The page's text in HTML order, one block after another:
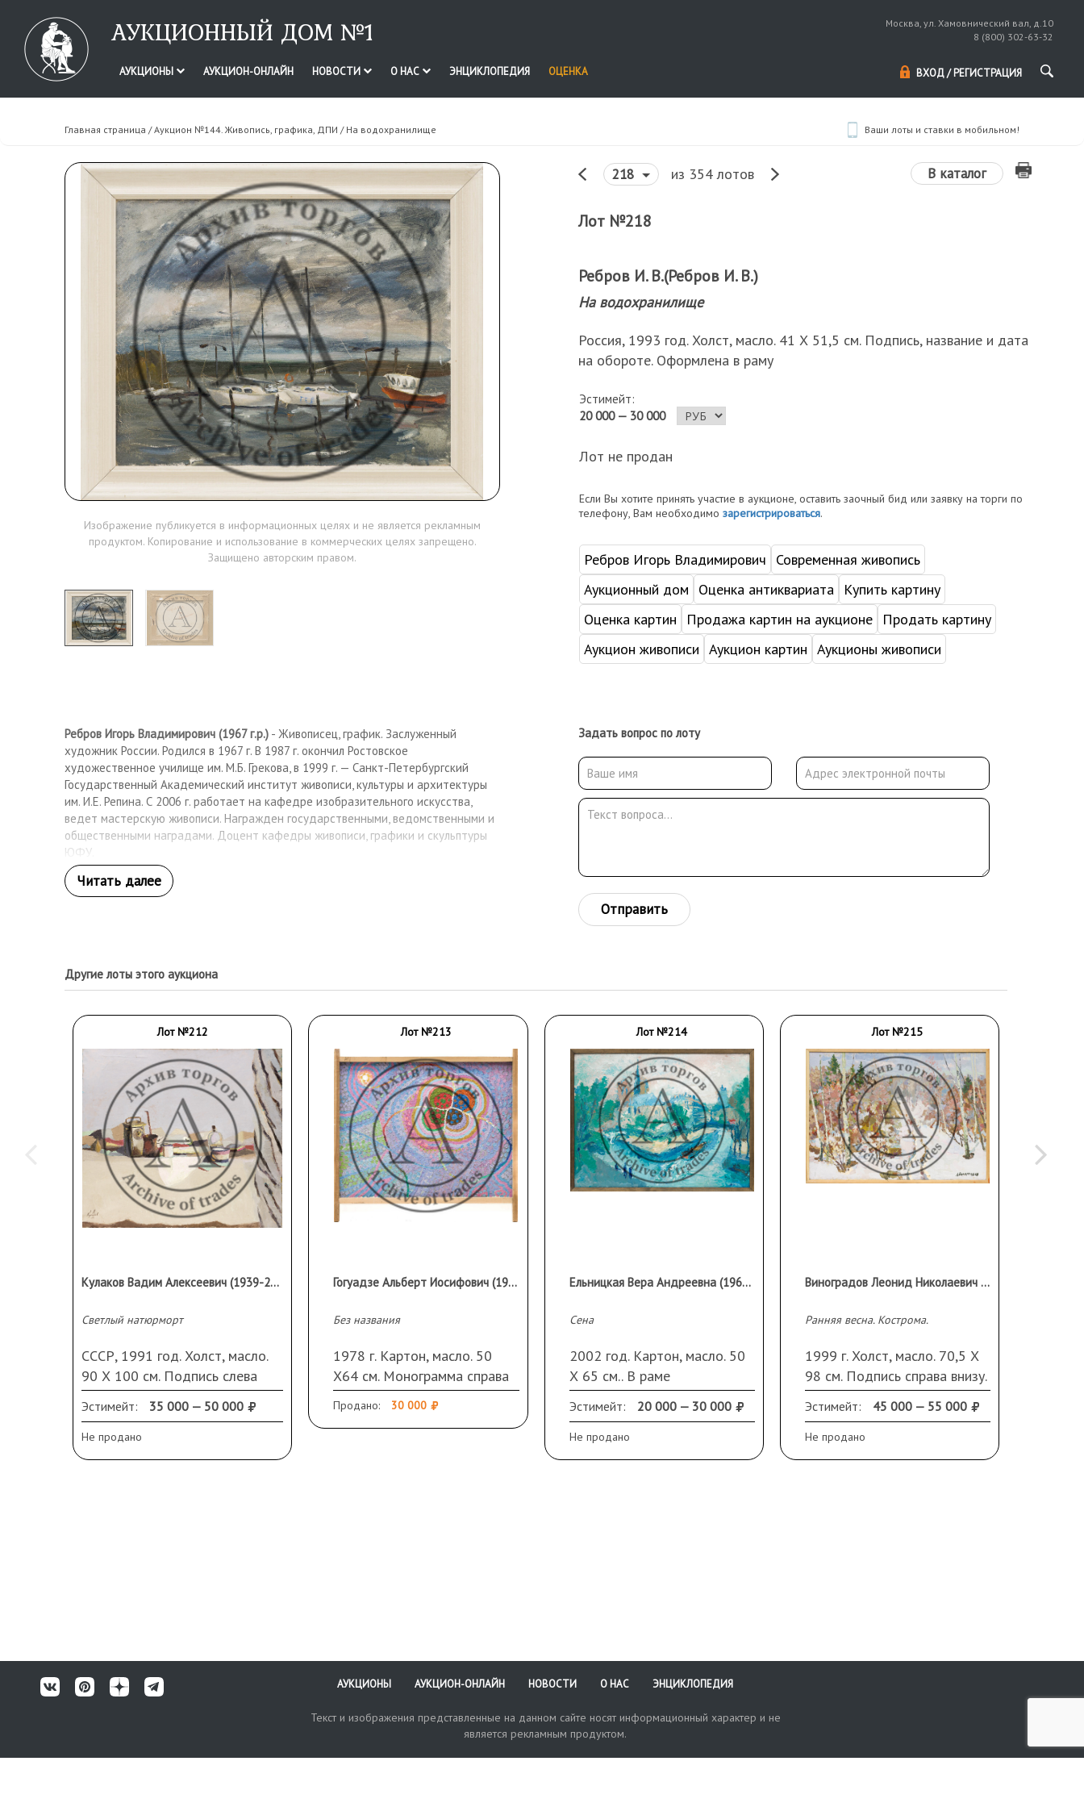
АУКЦИОННЫЙ ДОМ №1
Москва, ул. Хамовнический вал, д.10
8 (800) 302-63-32
АУКЦИОНЫ АУКЦИОН-ОНЛАЙН НОВОСТИ О НАС ЭНЦИКЛОПЕДИЯ ОЦЕНКА ВХОД / РЕГИСТРАЦИЯ
Главная страница /Аукцион №144. Живопись, графика, ДПИ / На водохранилище Ваши лоты и ставки в мобильном!
Изображение публикуется в информационных целях и не является рекламным
продуктом. Копирование и использование в коммерческих целях запрещено.
Защищено авторским правом.
218 из 354 лотов В каталог
Лот №218
Ребров И. В.(Ребров И. В.)
На водохранилище
Россия, 1993 год. Холст, масло. 41 Х 51,5 см. Подпись, название и дата
на обороте. Оформлена в раму
Эстимейт:
20 000 — 30 000
Лот не продан
Если Вы хотите принять участие в аукционе, оставить заочный бид или заявку на торги по
телефону, Вам необходимо зарегистрироваться.
Ребров Игорь Владимирович
Современная живопись
Аукционный дом
Оценка антиквариата
Купить картину
Оценка картин
Продажа картин на аукционе
Продать картину
Аукцион живописи Аукцион картин Аукционы живописи
Ребров Игорь Владимирович (1967 г.р.) - Живописец, график. Заслуженный
художник России. Родился в 1967 г. В 1987 г. окончил Ростовское
художественное училище им. М.Б. Грекова, в 1999 г. — Санкт-Петербургский
Государственный Академический институт живописи, культуры и архитектуры
им. И.Е. Репина. С 2006 г. работает на кафедре изобразительного искусства,
ведет мастерскую живописи. Награжден государственными, ведомственными и
общественными наградами. Доцент кафедры живописи, графики и скульптуры
ЮФУ.
Задать вопрос по лоту
Отправить
Другие лоты этого аукциона
Лот №212
Кулаков Вадим Алексеевич (1939-2017)
Светлый натюрморт
СССР, 1991 год. Холст, масло.
90 Х 100 см. Подпись слева
внизу.
Эстимейт: 35 000 — 50 000
Не продано
Лот №213
Гогуадзе Альберт Иосифович (1935 г.р.)
Без названия
1978 г. Картон, масло. 50
Х64 см. Монограмма справа
внизу
Продано: 30 000
Лот №214
Ельницкая Вера Андреевна (1966 г.р.)
Сена
2002 год. Картон, масло. 50
Х 65 см.. В раме
Эстимейт: 20 000 — 30 000
Не продано
Лот №215
Виноградов Леонид Николаевич (1938-2021)
Ранняя весна. Кострома.
1999 г. Холст, масло. 70,5 Х
98 см. Подпись справа внизу.
В раме.
Эстимейт: 45 000 — 55 000
Не продано
АУКЦИОНЫ АУКЦИОН-ОНЛАЙН НОВОСТИ О НАС ЭНЦИКЛОПЕДИЯ
Текст и изображения представленные на данном сайте носят информационный характер и не
является рекламным продуктом.